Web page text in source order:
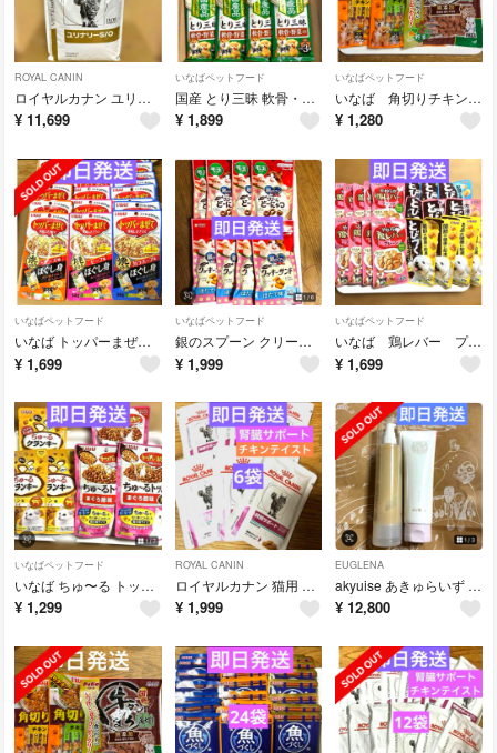
ROYAL CANIN
ロイヤルカナン ユリナリーS/O 4kg
¥ 11,699
いなばペットフード
国産 とり三昧 軟骨・野菜入り 50g×3袋×7パック 21袋
¥ 1,899
いなばペットフード
いなば 角切りチキン ペティオ 牛タン まろ 角切り
¥ 1,280
いなばペットフード
いなば トッパーまぜて 美味しさプラス 焼きささみ 犬 3種20袋
¥ 1,699
いなばペットフード
銀のスプーン クリーム どにゃつ まぐろ味 クッキーサンド ほたて
¥ 1,999
いなばペットフード
いなば 鶏レバー プレーン10袋 とびつく わんちゃんのおやつ 10袋
¥ 1,699
いなばペットフード
いなば ちゅ〜る トッパー かつお節味 3袋 ちゆーる クランキー３袋
¥ 1,299
ROYAL CANIN
ロイヤルカナン 猫用 腎臓サポート チキンテイスト パウチ 85g×6袋
¥ 1,999
EUGLENA
akyuise あきゅらいず 優すくらぶ 秀くりーむ 大
¥ 12,800